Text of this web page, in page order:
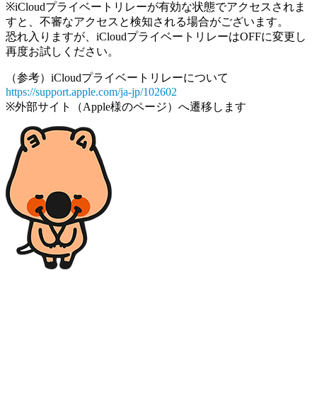
※iCloudプライベートリレーが有効な状態でアクセスされま
すと、不審なアクセスと検知される場合がございます。
恐れ入りますが、iCloudプライベートリレーはOFFに変更し
再度お試しください。
（参考）iCloudプライベートリレーについて
https://support.apple.com/ja-jp/102602
※外部サイト（Apple様のページ）へ遷移します